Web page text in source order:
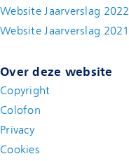
Website Jaarverslag 2022
Website Jaarverslag 2021
Over deze website
Copyright
Colofon
Privacy
Cookies